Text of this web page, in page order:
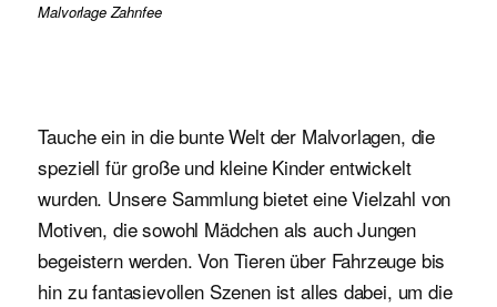
Malvorlage Zahnfee
Tauche ein in die bunte Welt der Malvorlagen, die
speziell für große und kleine Kinder entwickelt
wurden. Unsere Sammlung bietet eine Vielzahl von
Motiven, die sowohl Mädchen als auch Jungen
begeistern werden. Von Tieren über Fahrzeuge bis
hin zu fantasievollen Szenen ist alles dabei, um die